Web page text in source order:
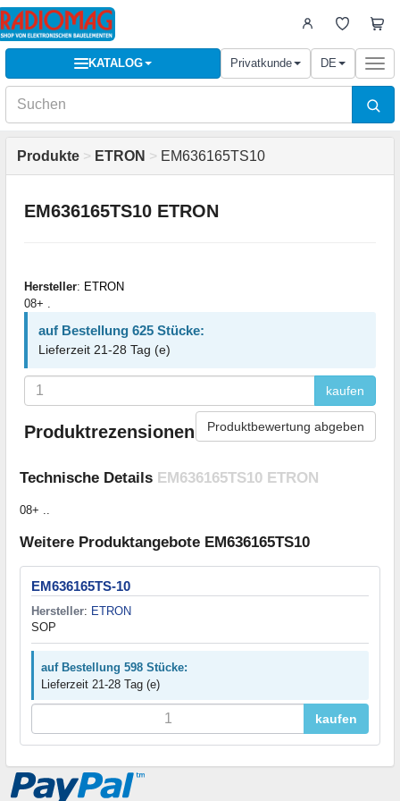
KATALOG Privatkunde DE
Produkte > ETRON > EM636165TS10
EM636165TS10 ETRON
Hersteller: ETRON
08+ .
auf Bestellung 625 Stücke:
Lieferzeit 21-28 Tag (e)
kaufen
Produktrezensionen Produktbewertung abgeben
Technische Details EM636165TS10 ETRON
08+ ..
Weitere Produktangebote EM636165TS10
EM636165TS-10
Hersteller: ETRON
SOP
auf Bestellung 598 Stücke:
Lieferzeit 21-28 Tag (e)
kaufen